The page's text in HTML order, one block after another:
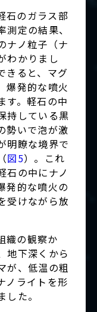
石のガラス部
定の結果、
ナノ粒子（ナ
わかりまし
きると、マグ
爆発的な噴火
す。軽石の中
持している黒
勢いで泡が激
明瞭な境界で
図5）。これ
石の中にナノ
発的な噴火の
受けながら放
織の観察か
地下深くから
が、低温の粗
ノライトを形
た。